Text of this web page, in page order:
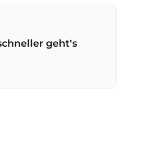
Kriens. Ab
am
geht's